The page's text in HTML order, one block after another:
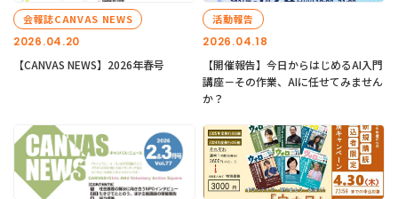
2026.04.20
会報誌CANVAS NEWS
【CANVAS NEWS】2026年春号
2026.04.18
活動報告
【開催報告】今日からはじめるAI入門
講座－その作業、AIに任せてみません
か？